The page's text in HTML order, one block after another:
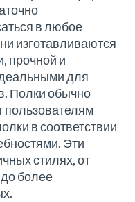
в любое
изготавливаются
прочной и
для
Полки обычно
пользователям
в соответствии
Эти
стилях, от
более